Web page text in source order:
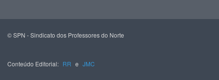
© SPN - Sindicato dos Professores do Norte
Conteúdo Editorial: RR e JMC